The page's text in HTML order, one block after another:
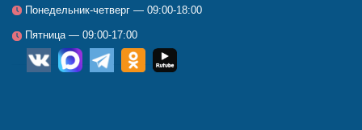
Понедельник-четверг — 09:00-18:00
Пятница — 09:00-17:00